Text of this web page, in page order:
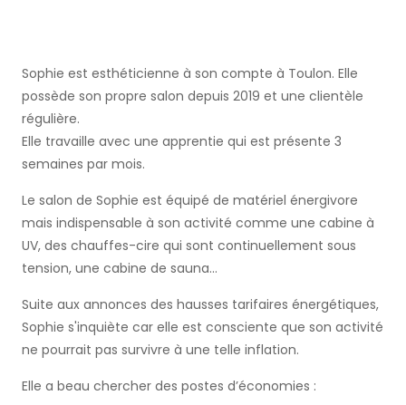
Sophie est esthéticienne à son compte à Toulon. Elle
possède son propre salon depuis 2019 et une clientèle
régulière.
Elle travaille avec une apprentie qui est présente 3
semaines par mois.
Le salon de Sophie est équipé de matériel énergivore
mais indispensable à son activité comme une cabine à
UV, des chauffes-cire qui sont continuellement sous
tension, une cabine de sauna…
Suite aux annonces des hausses tarifaires énergétiques,
Sophie s'inquiète car elle est consciente que son activité
ne pourrait pas survivre à une telle inflation.
Elle a beau chercher des postes d’économies :